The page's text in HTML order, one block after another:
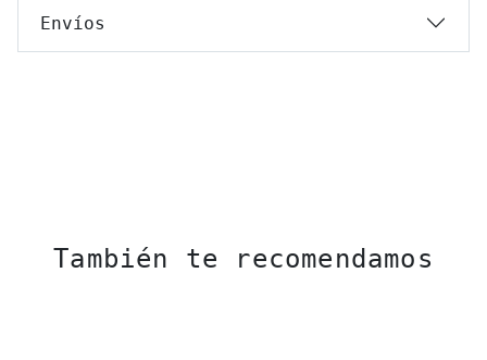
Envíos
También te recomendamos